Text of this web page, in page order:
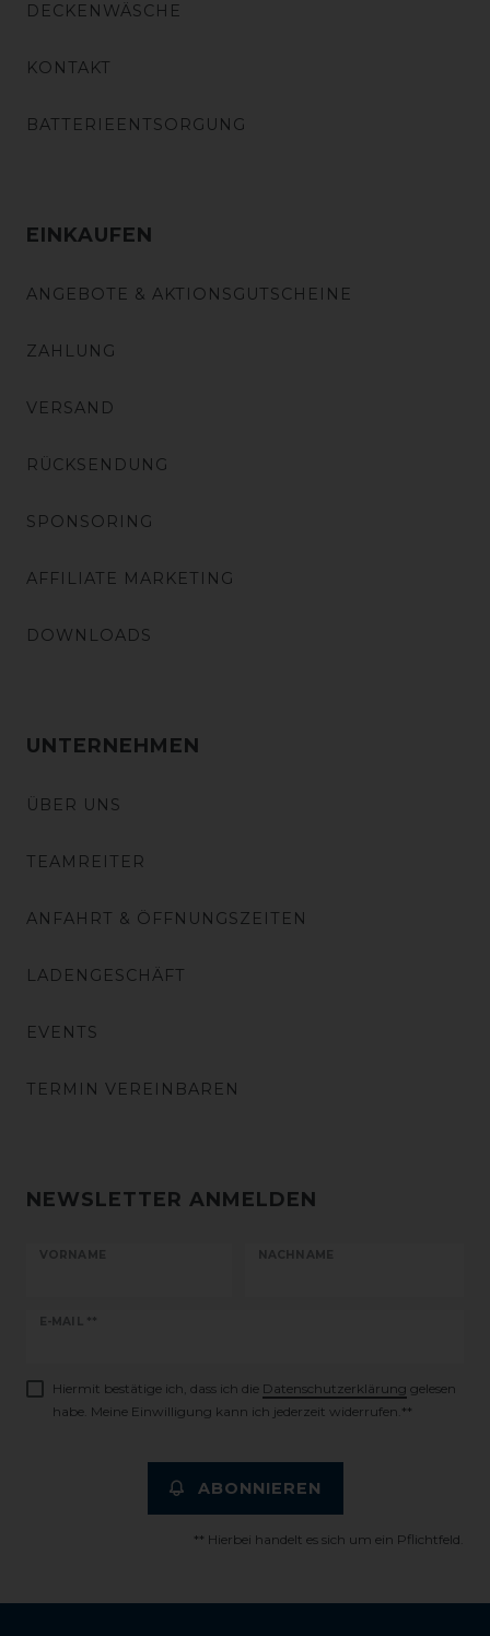
DECKENWÄSCHE
KONTAKT
BATTERIEENTSORGUNG
EINKAUFEN
ANGEBOTE & AKTIONSGUTSCHEINE
ZAHLUNG
VERSAND
RÜCKSENDUNG
SPONSORING
AFFILIATE MARKETING
DOWNLOADS
UNTERNEHMEN
ÜBER UNS
TEAMREITER
ANFAHRT & ÖFFNUNGSZEITEN
LADENGESCHÄFT
EVENTS
TERMIN VEREINBAREN
NEWSLETTER ANMELDEN
VORNAME NACHNAME
E-MAIL **
Newsletter
Hiermit bestätige ich, dass ich die Daten­schutz­erklärung gelesen
habe. Meine Einwilligung kann ich jederzeit widerrufen.**
ABONNIEREN
** Hierbei handelt es sich um ein Pflichtfeld.